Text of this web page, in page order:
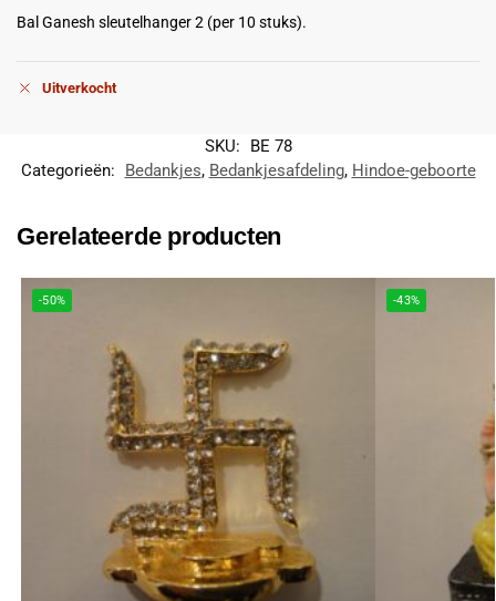
Bal Ganesh sleutelhanger 2 (per 10 stuks).
Uitverkocht
SKU:
BE 78
Categorieën:
Bedankjes, Bedankjesafdeling, Hindoe-geboorte
Gerelateerde producten
-50% -43%